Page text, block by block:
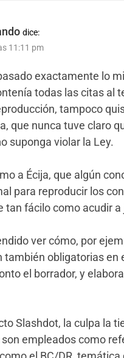
dice:
11:11 pm
exactamente lo
todas las citas al
tampoco
que nunca tuve claro
suponga violar la Ley.
a Écija, que algún
para reproducir los
tan fácilo como acudir
ver cómo, por
también obligatorias en
el borrador, y
Slashdot, la culpa la
empleados como